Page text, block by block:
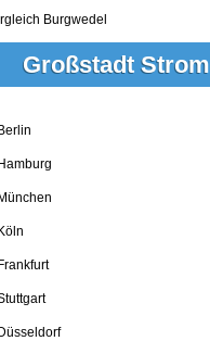
Burgwedel
Großstadt Strom